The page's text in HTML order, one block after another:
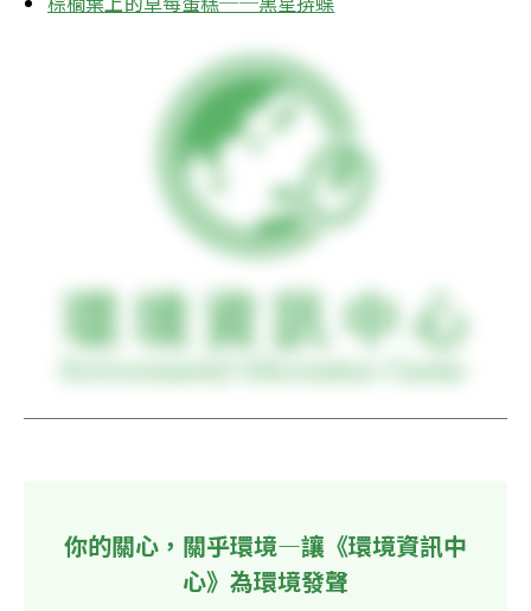
你的關心，關乎環境—讓《環境資訊中
心》為環境發聲